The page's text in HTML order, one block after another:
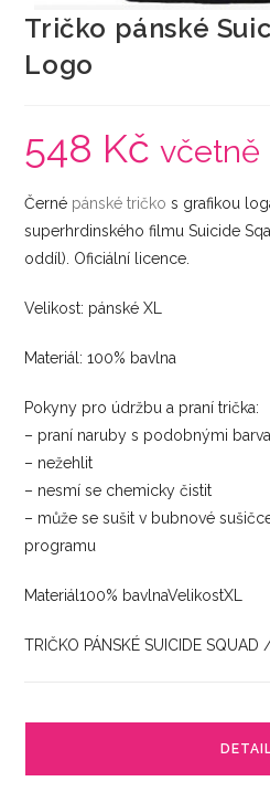
Tričko pánské
Logo
548 Kč včetně
Černé pánské tričko s grafikou
superhrdinského filmu Suicide
oddíl). Oficiální licence.
Velikost: pánské XL
Materiál: 100% bavlna
Pokyny pro údržbu a praní trička:
– praní naruby s podobnými
– nežehlit
– nesmí se chemicky čistit
– může se sušit v bubnové
programu
Materiál100% bavlnaVelikostXL
TRIČKO PÁNSKÉ SUICIDE